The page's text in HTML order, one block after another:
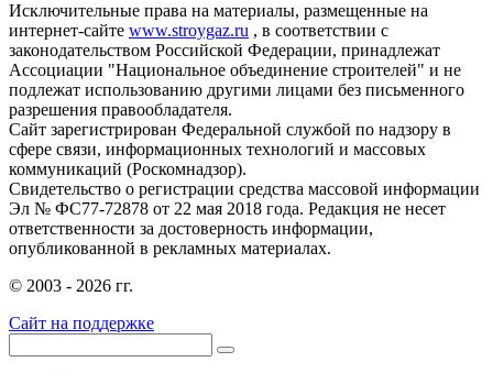
Исключительные права на материалы, размещенные на
интернет-сайте www.stroygaz.ru , в соответствии с
законодательством Российской Федерации, принадлежат
Ассоциации "Национальное объединение строителей" и не
подлежат использованию другими лицами без письменного
разрешения правообладателя.
Сайт зарегистрирован Федеральной службой по надзору в
сфере связи, информационных технологий и массовых
коммуникаций (Роскомнадзор).
Свидетельство о регистрации средства массовой информации
Эл № ФС77-72878 от 22 мая 2018 года. Редакция не несет
ответственности за достоверность информации,
опубликованной в рекламных материалах.
© 2003 - 2026 гг.
Сайт на поддержке